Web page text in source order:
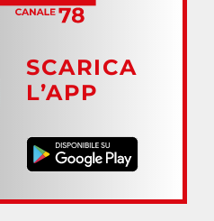
SCARICA
L’APP